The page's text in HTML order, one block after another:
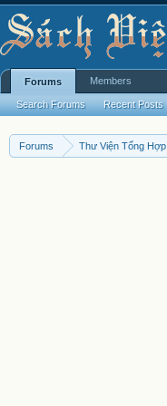
Forums Thư Viện Tổng Hợp
Forums
Search Forums Recent Posts
Members